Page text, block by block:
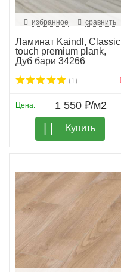
избранное сравнить
Ламинат Kaindl, Classic
touch premium plank,
Дуб бари 34266
(1)
Цена: 1 550 ₽/м2
Купить